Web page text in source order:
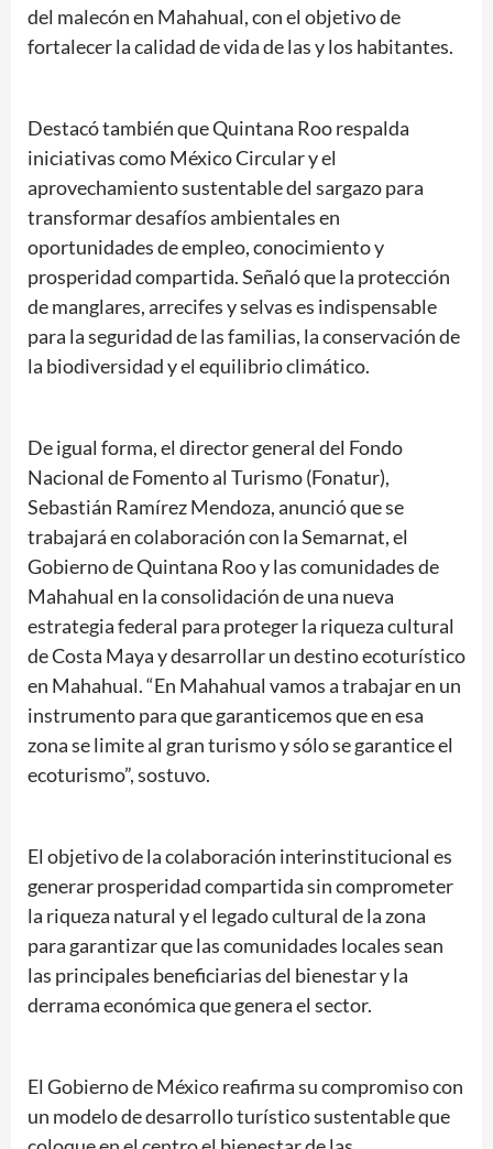
del malecón en Mahahual, con el objetivo de
fortalecer la calidad de vida de las y los habitantes.
Destacó también que Quintana Roo respalda
iniciativas como México Circular y el
aprovechamiento sustentable del sargazo para
transformar desafíos ambientales en
oportunidades de empleo, conocimiento y
prosperidad compartida. Señaló que la protección
de manglares, arrecifes y selvas es indispensable
para la seguridad de las familias, la conservación de
la biodiversidad y el equilibrio climático.
De igual forma, el director general del Fondo
Nacional de Fomento al Turismo (Fonatur),
Sebastián Ramírez Mendoza, anunció que se
trabajará en colaboración con la Semarnat, el
Gobierno de Quintana Roo y las comunidades de
Mahahual en la consolidación de una nueva
estrategia federal para proteger la riqueza cultural
de Costa Maya y desarrollar un destino ecoturístico
en Mahahual. “En Mahahual vamos a trabajar en un
instrumento para que garanticemos que en esa
zona se limite al gran turismo y sólo se garantice el
ecoturismo”, sostuvo.
El objetivo de la colaboración interinstitucional es
generar prosperidad compartida sin comprometer
la riqueza natural y el legado cultural de la zona
para garantizar que las comunidades locales sean
las principales beneficiarias del bienestar y la
derrama económica que genera el sector.
El Gobierno de México reafirma su compromiso con
un modelo de desarrollo turístico sustentable que